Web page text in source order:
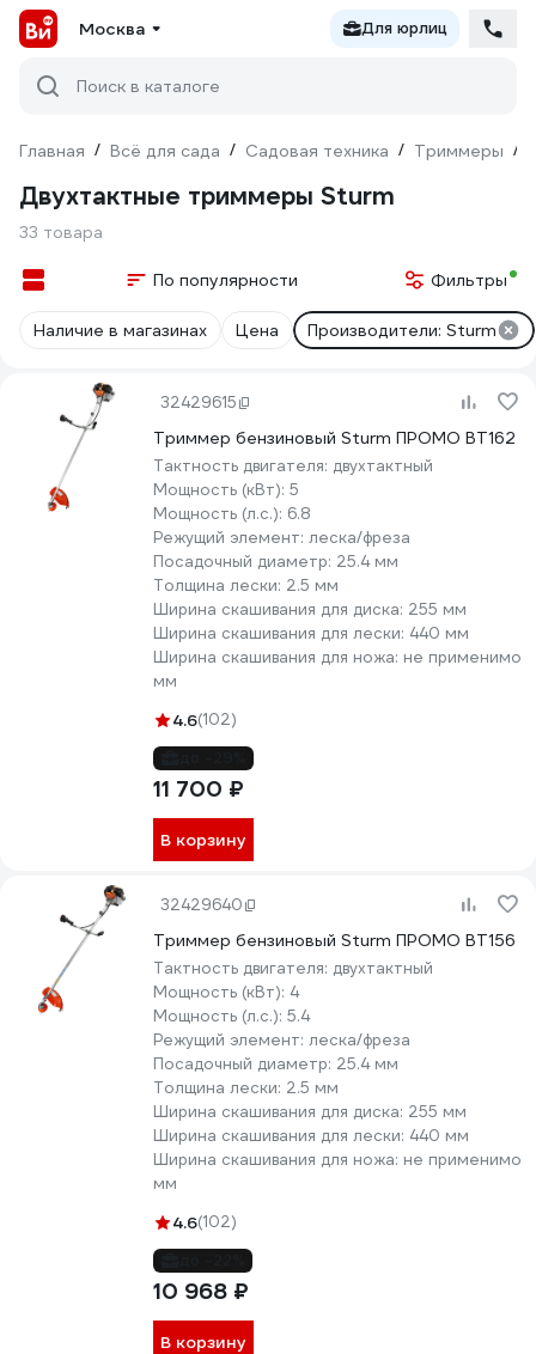
Москва Для юрлиц
Поиск в каталоге
Главная / Всё для сада / Садовая техника / Триммеры /
Двухтактные триммеры Sturm
33 товара
По популярности Фильтры
Наличие в магазинах Цена Производители: Sturm
32429615
Триммер бензиновый Sturm ПРОМО BT162
Тактность двигателя: двухтактный
Мощность (кВт): 5
Мощность (л.с.): 6.8
Режущий элемент: леска/фреза
Посадочный диаметр: 25.4 мм
Толщина лески: 2.5 мм
Ширина скашивания для диска: 255 мм
Ширина скашивания для лески: 440 мм
Ширина скашивания для ножа: не применимо
мм
4.6(102)
11 700 ₽
В корзину
32429640
Триммер бензиновый Sturm ПРОМО BT156
Тактность двигателя: двухтактный
Мощность (кВт): 4
Мощность (л.с.): 5.4
Режущий элемент: леска/фреза
Посадочный диаметр: 25.4 мм
Толщина лески: 2.5 мм
Ширина скашивания для диска: 255 мм
Ширина скашивания для лески: 440 мм
Ширина скашивания для ножа: не применимо
мм
4.6(102)
10 968 ₽
В корзину